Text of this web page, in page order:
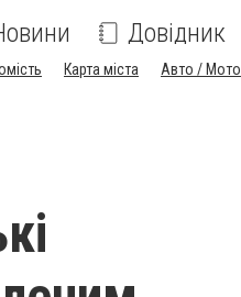
Довідник
Карта міста
Авто / Мото